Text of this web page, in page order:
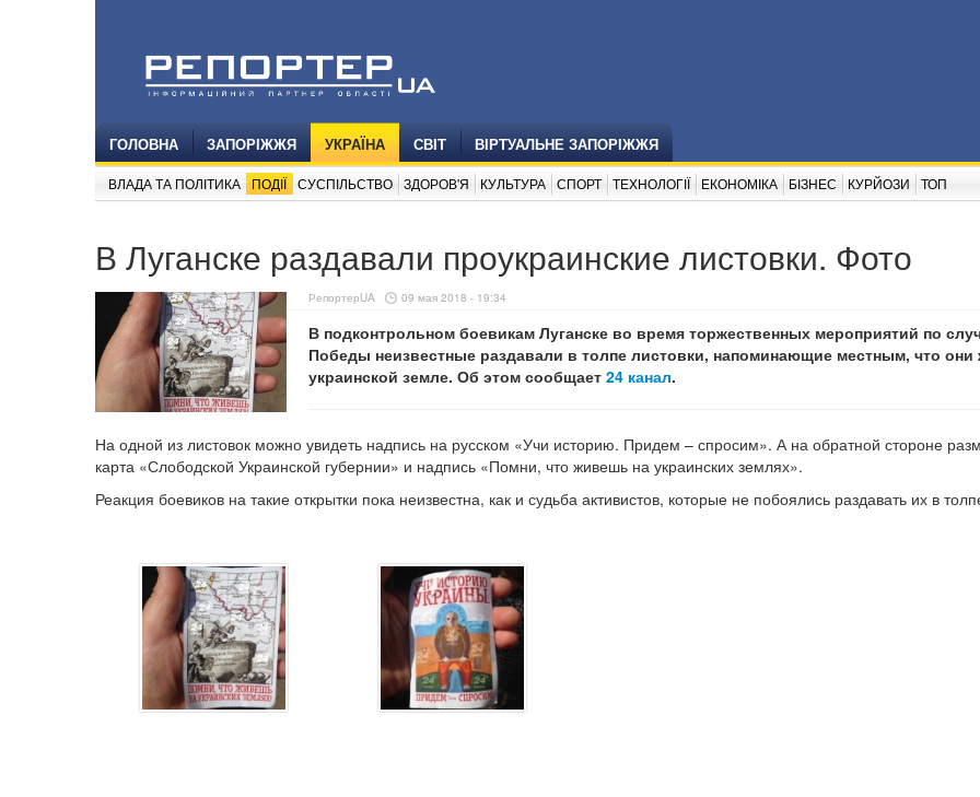
ГОЛОВНА ЗАПОРІЖЖЯ УКРАЇНА СВІТ ВІРТУАЛЬНЕ ЗАПОРІЖЖЯ
ВЛАДА ТА ПОЛІТИКА ПОДІЇ СУСПІЛЬСТВО ЗДОРОВ'Я КУЛЬТУРА СПОРТ ТЕХНОЛОГІЇ ЕКОНОМІКА БІЗНЕС КУРЙОЗИ ТОП
В Луганске раздавали проукраинские листовки. Фото
РепортерUA 09 мая 2018 - 19:34
В подконтрольном боевикам Луганске во время торжественных мероприятий по
Победы неизвестные раздавали в толпе листовки, напоминающие местным, что они
украинской земле. Об этом сообщает 24 канал.
На одной из листовок можно увидеть надпись на русском «Учи историю. Придем – спросим». А на обратной стороне
карта «Слободской Украинской губернии» и надпись «Помни, что живешь на украинских землях».
Реакция боевиков на такие открытки пока неизвестна, как и судьба активистов, которые не побоялись раздавать их в